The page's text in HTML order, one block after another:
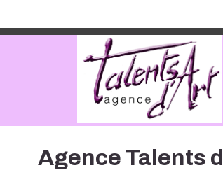
Agence Talents